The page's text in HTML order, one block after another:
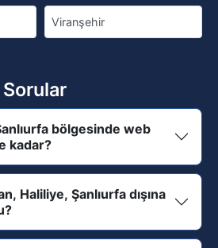
Viranşehir
Sorular
bölgesinde web
kadar?
Haliliye, Şanlıurfa dışına